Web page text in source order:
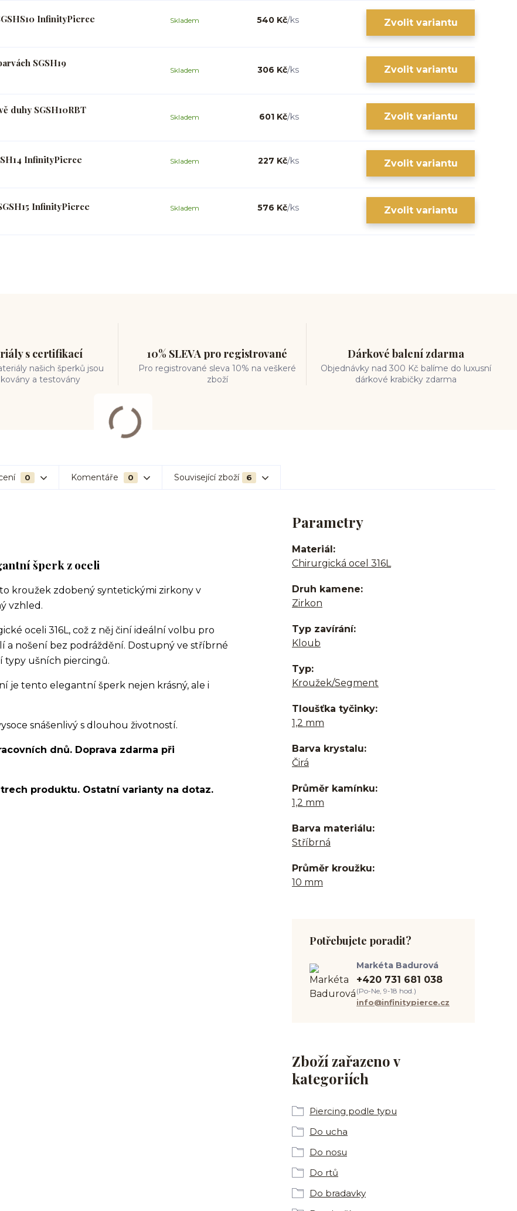
InfinityPierce 540 Kč/ks
Skladem Zvolit variantu
SGSH19
306 Kč/ks
Skladem Zvolit variantu
duhy SGSH10RBT
601 Kč/ks
Skladem Zvolit variantu
InfinityPierce 227 Kč/ks
Skladem Zvolit variantu
InfinityPierce 576 Kč/ks
Skladem Zvolit variantu
s certifikací
našich šperků jsou
a testovány
10% SLEVA pro registrované
Pro registrované sleva 10% na veškeré
zboží
Dárkové balení zdarma
Objednávky nad 300 Kč balíme do luxusní
dárkové krabičky zdarma
0 Komentáře 0 Související zboží 6
šperk z oceli
kroužek zdobený syntetickými zirkony v
vzhled.
oceli 316L, což z něj činí ideální volbu pro
nošení bez podráždění. Dostupný ve stříbrné
typy ušních piercingů.
je tento elegantní šperk nejen krásný, ale i
snášenlivý s dlouhou životností.
dnů. Doprava zdarma při
produktu. Ostatní varianty na dotaz.
Parametry
Materiál
Chirurgická ocel 316L
Druh kamene
Zirkon
Typ zavírání
Kloub
Typ
Kroužek/Segment
Tloušťka tyčinky
1,2 mm
Barva krystalu
Čirá
Průměr kamínku
1,2 mm
Barva materiálu
Stříbrná
Průměr kroužku
10 mm
Zboží zařazeno v
kategoriích
Piercing podle typu
Do ucha
Do nosu
Do rtů
Do bradavky
Potřebujete poradit?
Markéta Badurová
+420 731 681 038
(Po-Ne, 9-18 hod.)
info@infinitypierce.cz